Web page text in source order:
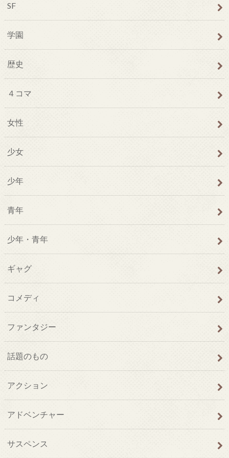
SF
学園
歴史
４コマ
女性
少女
少年
青年
少年・青年
ギャグ
コメディ
ファンタジー
話題のもの
アクション
アドベンチャー
サスペンス